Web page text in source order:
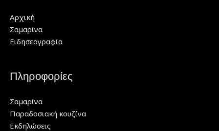
Αρχική
Σαμαρίνα
Ειδησεογραφία
Πληροφορίες
Σαμαρίνα
Παραδοσιακή κουζίνα
Εκδηλώσεις